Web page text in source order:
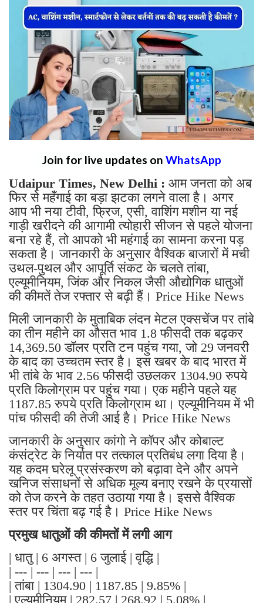
Join for live updates on WhatsApp
Udaipur Times, New Delhi : आम जनता को अब
फिर से महँगाई का बड़ा झटका लगने वाला है। अगर
आप भी नया टीवी, फ्रिज, एसी, वाशिंग मशीन या नई
गाड़ी खरीदने की आगामी त्योहारी सीजन से पहले योजना
बना रहे हैं, तो आपको भी महंगाई का सामना करना पड़
सकता है। जानकारी के अनुसार वैश्विक बाजारों में मची
उथल-पुथल और आपूर्ति संकट के चलते तांबा,
एल्यूमीनियम, जिंक और निकल जैसी औद्योगिक धातुओं
की कीमतें तेज रफ्तार से बढ़ी हैं। Price Hike News
मिली जानकारी के मुताबिक लंदन मेटल एक्सचेंज पर तांबे
का तीन महीने का औसत भाव 1.8 फीसदी तक बढ़कर
14,369.50 डॉलर प्रति टन पहुंच गया, जो 29 जनवरी
के बाद का उच्चतम स्तर है। इस खबर के बाद भारत में
भी तांबे के भाव 2.56 फीसदी उछलकर 1304.90 रुपये
प्रति किलोग्राम पर पहुंच गया। एक महीने पहले यह
1187.85 रुपये प्रति किलोग्राम था। एल्यूमीनियम में भी
पांच फीसदी की तेजी आई है। Price Hike News
जानकारी के अनुसार कांगो ने कॉपर और कोबाल्ट
कंसंट्रेट के निर्यात पर तत्काल प्रतिबंध लगा दिया है।
यह कदम घरेलू प्रसंस्करण को बढ़ावा देने और अपने
खनिज संसाधनों से अधिक मूल्य बनाए रखने के प्रयासों
को तेज करने के तहत उठाया गया है। इससे वैश्विक
स्तर पर चिंता बढ़ गई है। Price Hike News
प्रमुख धातुओं की कीमतों में लगी आग
| धातु | 6 अगस्त | 6 जुलाई | वृद्धि |
| --- | --- | --- | --- |
| तांबा | 1304.90 | 1187.85 | 9.85% |
| एल्यूमीनियम | 282.57 | 268.92 | 5.08% |